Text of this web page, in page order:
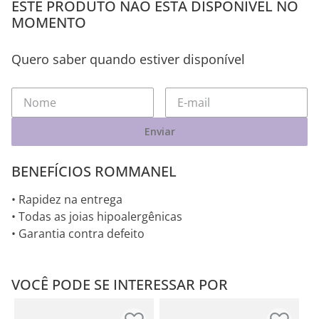
ESTE PRODUTO NÃO ESTÁ DISPONÍVEL NO
MOMENTO
Quero saber quando estiver disponível
Enviar
BENEFÍCIOS ROMMANEL
• Rapidez na entrega
• Todas as joias hipoalergênicas
• Garantia contra defeito
VOCÊ PODE SE INTERESSAR POR